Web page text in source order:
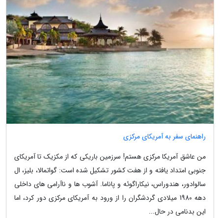
راهنمای سفر به آمریکای مرکزی
من عاشق آمریکا مرکزی هستم! سرزمین باریکی که از مکزیک تا آمریکای
جنوبی امتداد یافته و از هفت کشور تشکیل شده است: گواتمالا، بلیز، ال
سالوادور، هندوراس، نیکاراگوئه و پاناما. آشوب ها و ناآرامی های داخلی
دهه 1980 میلادی گردشگران را از ورود به آمریکای مرکزی دور کرد، اما
این بدنامی در حال...